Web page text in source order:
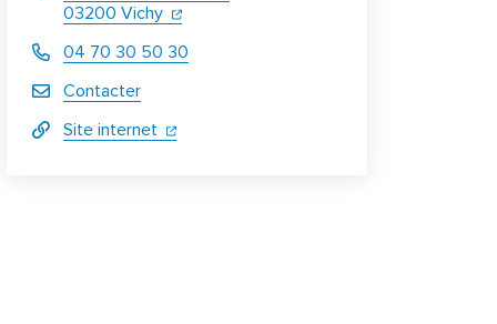
03200 Vichy (ouverture dans un nouvel onglet)
(ouverture dans un nouvel onglet)
04 70 30 50 30
Contacter
Site internet (ouverture dans un nouvel onglet)
(ouverture dans un nouvel onglet)